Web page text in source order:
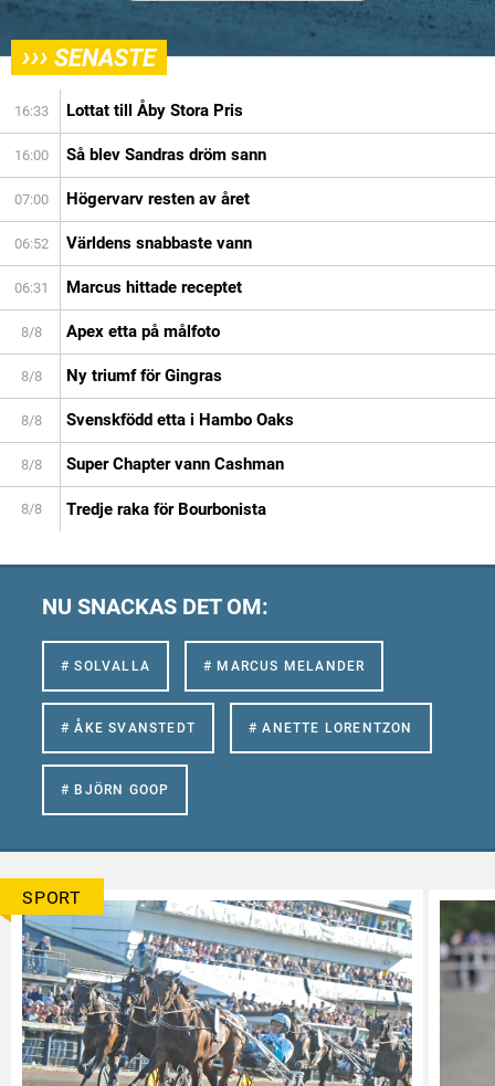
››› SENASTE
16:33 Lottat till Åby Stora Pris
16:00 Så blev Sandras dröm sann
07:00 Högervarv resten av året
06:52 Världens snabbaste vann
06:31 Marcus hittade receptet
8/8 Apex etta på målfoto
8/8 Ny triumf för Gingras
8/8 Svenskfödd etta i Hambo Oaks
8/8 Super Chapter vann Cashman
8/8 Tredje raka för Bourbonista
NU SNACKAS DET OM:
# SOLVALLA # MARCUS MELANDER
# ÅKE SVANSTEDT # ANETTE LORENTZON
# BJÖRN GOOP
SPORT